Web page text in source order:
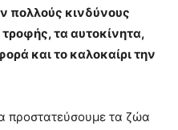
πολλούς κινδύνους
τα αυτοκίνητα,
και το καλοκαίρι την
τα ζώα